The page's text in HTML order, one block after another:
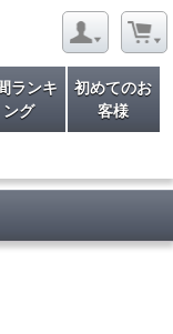
ランキ
ング
初めてのお
客様